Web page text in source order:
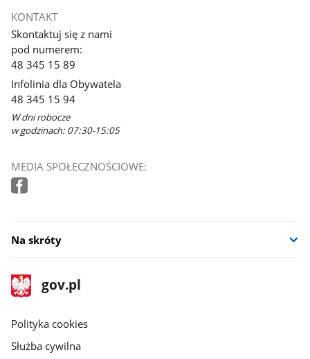
KONTAKT
Skontaktuj się z nami
pod numerem:
48 345 15 89
Infolinia dla Obywatela
48 345 15 94
W dni robocze
w godzinach: 07:30-15:05
MEDIA SPOŁECZNOŚCIOWE:
Na skróty
stopka
gov.pl
Strona
gov.pl
gov.pl
Polityka cookies
Służba cywilna